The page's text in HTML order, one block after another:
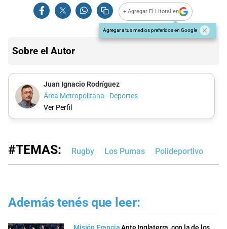
+ Agregar El Litoral en
Agregar a tus medios preferidos en Google
Sobre el Autor
Juan Ignacio Rodríguez
Área Metropolitana - Deportes
Ver Perfil
#TEMAS: Rugby Los Pumas Polideportivo
Además tenés que leer: